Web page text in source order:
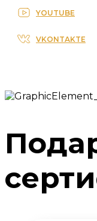
YOUTUBE
VKONTAKTE